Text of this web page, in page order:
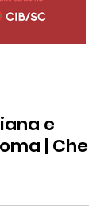
e
| Che